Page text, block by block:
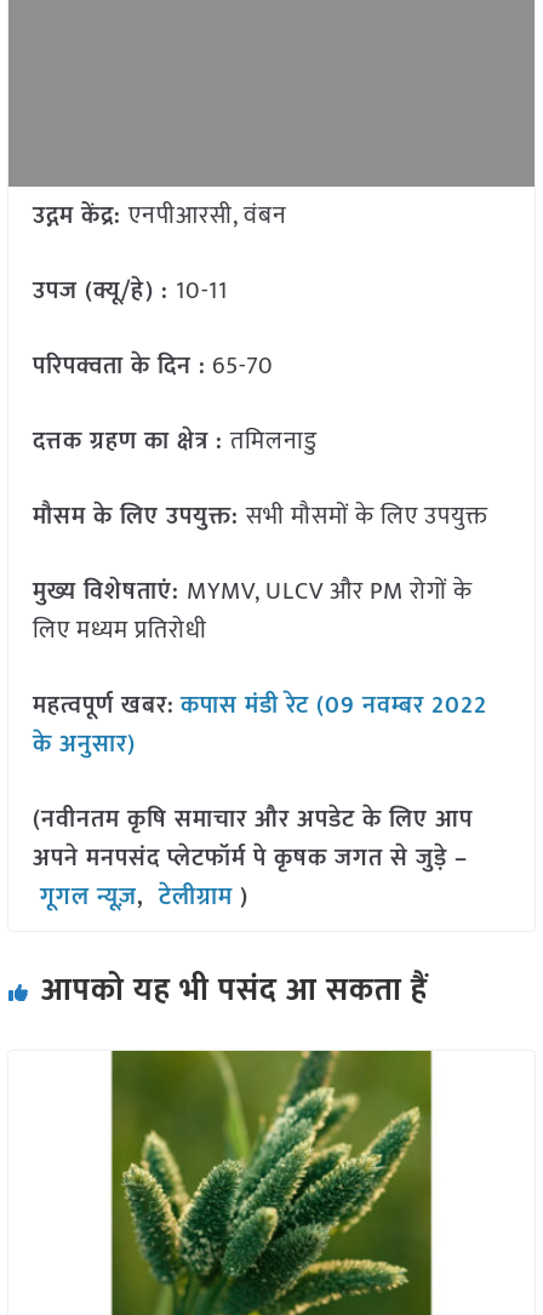
उद्गम केंद्र:एनपीआरसी, वंबन
उपज (क्यू/हे) : 10-11
परिपक्वता के दिन : 65-70
दत्तक ग्रहण का क्षेत्र :तमिलनाडु
मौसम के लिए उपयुक्त:सभी मौसमों के लिए उपयुक्त
मुख्य विशेषताएं: MYMV, ULCV और PM रोगों के
लिए मध्यम प्रतिरोधी
महत्वपूर्ण खबर:कपास मंडी रेट (09 नवम्बर 2022
के अनुसार)
(नवीनतम कृषि समाचार और अपडेट के लिए आप
अपने मनपसंद प्लेटफॉर्म पे कृषक जगत से जुड़े –
गूगल न्यूज़,टेलीग्राम )
आपको यह भी पसंद आ सकता हैं